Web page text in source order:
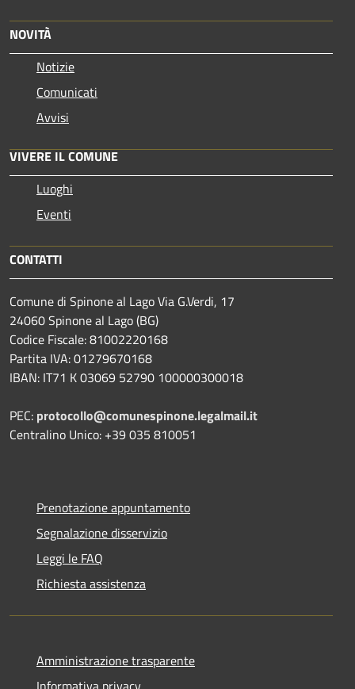
NOVITÀ
Notizie
Comunicati
Avvisi
VIVERE IL COMUNE
Luoghi
Eventi
CONTATTI
Comune di Spinone al Lago Via G.Verdi, 17
24060 Spinone al Lago (BG)
Codice Fiscale: 81002220168
Partita IVA: 01279670168
IBAN: IT71 K 03069 52790 100000300018
PEC: protocollo@comunespinone.legalmail.it
Centralino Unico: +39 035 810051
Prenotazione appuntamento
Segnalazione disservizio
Leggi le FAQ
Richiesta assistenza
Amministrazione trasparente